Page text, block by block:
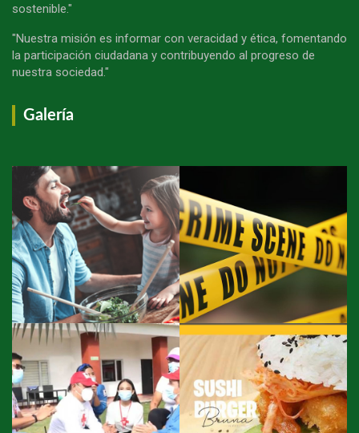
sostenible."
"Nuestra misión es informar con veracidad y ética, fomentando
la participación ciudadana y contribuyendo al progreso de
nuestra sociedad."
Galería